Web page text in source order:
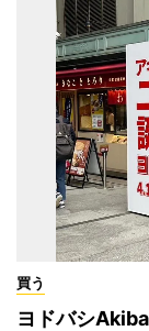
買う
ヨドバシ